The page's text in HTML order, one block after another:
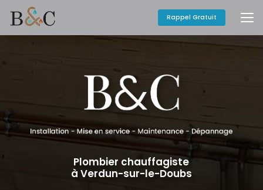
contenu
principal
Rappel Gratuit
Plombier chauffagiste
à Verdun-sur-le-Doubs